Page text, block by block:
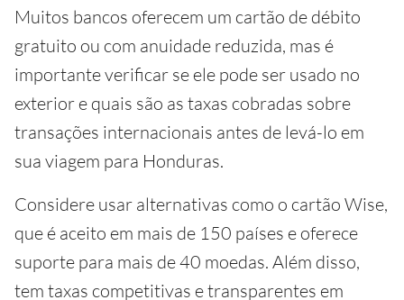
Muitos bancos oferecem um cartão de débito
gratuito ou com anuidade reduzida, mas é
importante verificar se ele pode ser usado no
exterior e quais são as taxas cobradas sobre
transações internacionais antes de levá-lo em
sua viagem para Honduras.
Considere usar alternativas como o cartão Wise,
que é aceito em mais de 150 países e oferece
suporte para mais de 40 moedas. Além disso,
tem taxas competitivas e transparentes em